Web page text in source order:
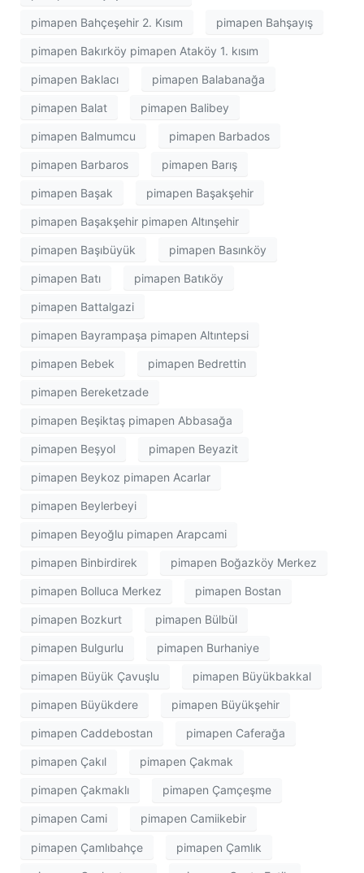
pimapen Bahçeşehir 2. Kısım pimapen Bahşayış
pimapen Bakırköy pimapen Ataköy 1. kısım
pimapen Baklacı pimapen Balabanağa
pimapen Balat pimapen Balibey
pimapen Balmumcu pimapen Barbados
pimapen Barbaros pimapen Barış
pimapen Başak pimapen Başakşehir
pimapen Başakşehir pimapen Altınşehir
pimapen Başıbüyük pimapen Basınköy
pimapen Batı pimapen Batıköy
pimapen Battalgazi
pimapen Bayrampaşa pimapen Altıntepsi
pimapen Bebek pimapen Bedrettin
pimapen Bereketzade
pimapen Beşiktaş pimapen Abbasağa
pimapen Beşyol pimapen Beyazit
pimapen Beykoz pimapen Acarlar
pimapen Beylerbeyi
pimapen Beyoğlu pimapen Arapcami
pimapen Binbirdirek pimapen Boğazköy Merkez
pimapen Bolluca Merkez pimapen Bostan
pimapen Bozkurt pimapen Bülbül
pimapen Bulgurlu pimapen Burhaniye
pimapen Büyük Çavuşlu pimapen Büyükbakkal
pimapen Büyükdere pimapen Büyükşehir
pimapen Caddebostan pimapen Caferağa
pimapen Çakıl pimapen Çakmak
pimapen Çakmaklı pimapen Çamçeşme
pimapen Cami pimapen Camiikebir
pimapen Çamlıbahçe pimapen Çamlık